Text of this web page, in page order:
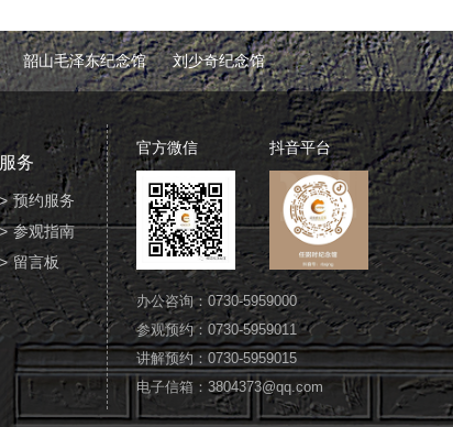
韶山毛泽东纪念馆 刘少奇纪念馆
服务
预约服务
参观指南
留言板
官方微信 抖音平台
办公咨询：0730-5959000
参观预约：0730-5959011
讲解预约：0730-5959015
电子信箱：3804373@qq.com